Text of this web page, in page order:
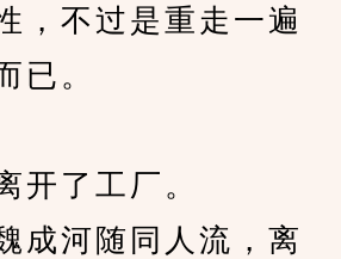
，不过是重走一遍
已。
了工厂。
河随同人流，离